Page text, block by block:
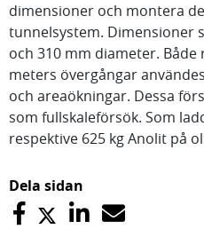
dimensioner och montera
tunnelsystem. Dimensioner
och 310 mm diameter. Både
meters övergångar
och areaökningar. Dessa
som fullskaleförsök. Som
respektive 625 kg Anolit på
Dela sidan